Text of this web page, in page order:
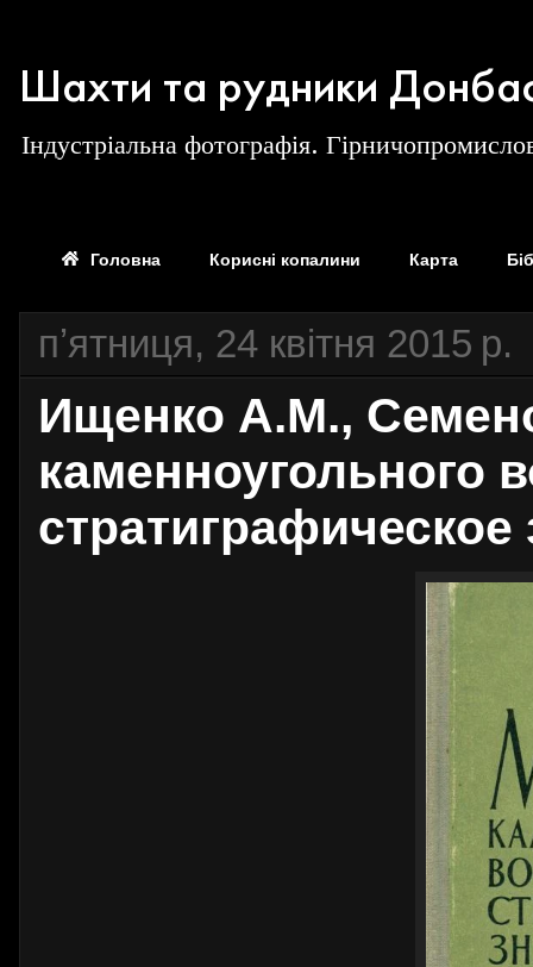
Шахти та рудники
Індустріальна фотографія.
Головна Корисні копалини Карта
пʼятниця, 24 квітня 2015 р.
Ищенко А.М.,
каменноугольного
стратиграфическое